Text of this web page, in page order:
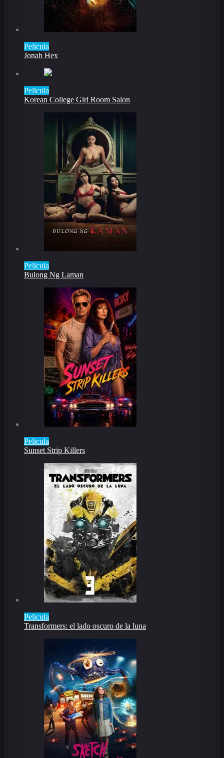
Pelicula
Jonah Hex
Pelicula
Korean College Girl Room Salon
Pelicula
Bulong Ng Laman
Pelicula
Sunset Strip Killers
Pelicula
Transformers: el lado oscuro de la luna